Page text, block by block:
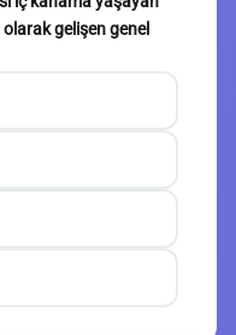
gelişen genel